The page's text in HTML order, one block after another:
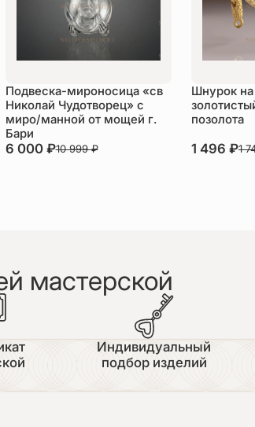
Подвеска-мироносица «св
Николай Чудотворец» с
миро/манной от мощей г.
Бари
6 000 ₽10 999₽
Шнурок
позолота
1 496 ₽1
мастерской
Индивидуальный
подбор изделий